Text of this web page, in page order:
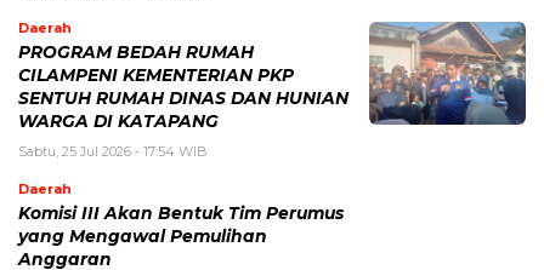
Daerah
PROGRAM BEDAH RUMAH
CILAMPENI KEMENTERIAN PKP
SENTUH RUMAH DINAS DAN HUNIAN
WARGA DI KATAPANG
Sabtu, 25 Jul 2026 - 17:54 WIB
Daerah
Komisi III Akan Bentuk Tim Perumus
yang Mengawal Pemulihan
Anggaran